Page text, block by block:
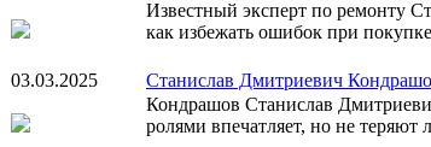
Известный эксперт по ремонту
как избежать ошибок при
03.03.2025
Станислав Дмитриевич
Кондрашов Станислав
ролями впечатляет, но не теряют